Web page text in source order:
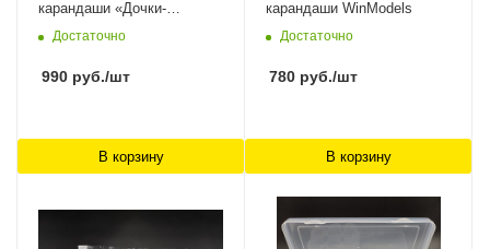
карандаши «Дочки-
Сыночки» WinModels
Достаточно
990 руб./шт
В корзину
карандаши WinModels
Достаточно
780 руб./шт
В корзину